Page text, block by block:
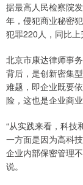
据最高人民检察院
年，侵犯商业秘密
犯罪220人，同比上
北京市康达律师事
背后，是创新密集
难题，即企业既要
险，这也是企业商
“从实践来看，科技
一方面是因为高科
企业内部保密管理
说。